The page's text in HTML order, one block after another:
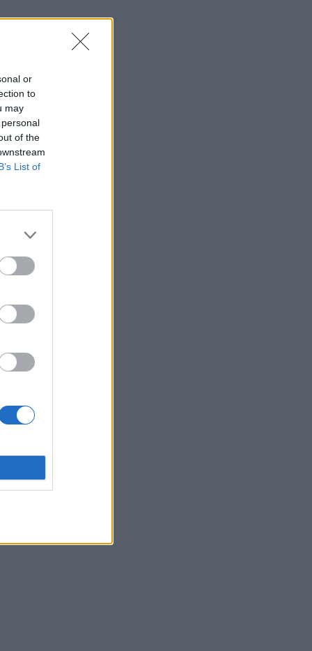
or
to
may
of the
List of